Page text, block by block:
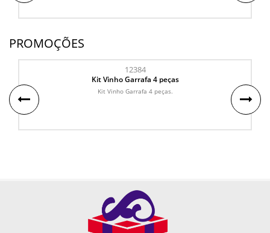
PROMOÇÕES
12384
Kit Vinho Garrafa 4 peças
Kit Vinho Garrafa 4 peças.